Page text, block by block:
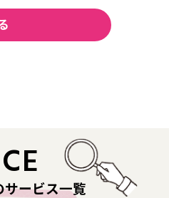
サービス一覧